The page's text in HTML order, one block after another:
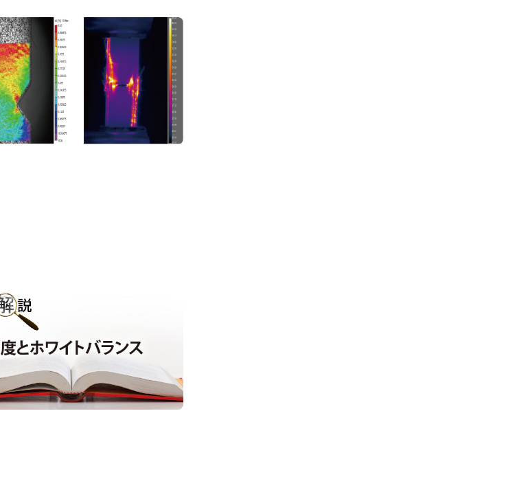
試験におけるハイスピードカメ
材料工学 #研究・開発 #解析#試験・測定
｜色温度とホワイトバランス
#ホワイトバランス